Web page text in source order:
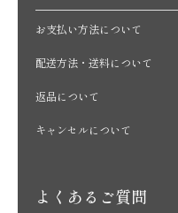
お支払い方法について
配送方法・送料について
返品について
キャンセルについて
よくあるご質問